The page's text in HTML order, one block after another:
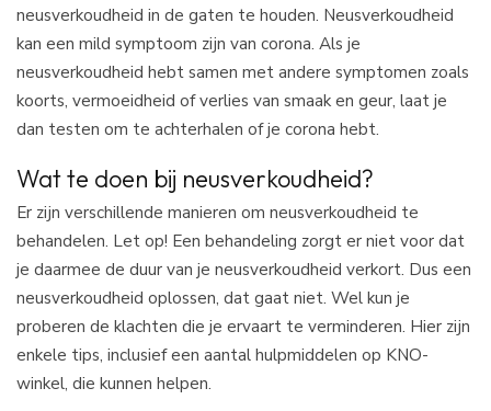
neusverkoudheid in de gaten te houden. Neusverkoudheid
kan een mild symptoom zijn van corona. Als je
neusverkoudheid hebt samen met andere symptomen zoals
koorts, vermoeidheid of verlies van smaak en geur, laat je
dan testen om te achterhalen of je corona hebt.
Wat te doen bij neusverkoudheid?
Er zijn verschillende manieren om neusverkoudheid te
behandelen. Let op! Een behandeling zorgt er niet voor dat
je daarmee de duur van je neusverkoudheid verkort. Dus een
neusverkoudheid oplossen, dat gaat niet. Wel kun je
proberen de klachten die je ervaart te verminderen. Hier zijn
enkele tips, inclusief een aantal hulpmiddelen op KNO-
winkel, die kunnen helpen.